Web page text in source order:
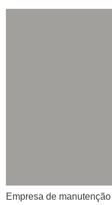
Empresa de